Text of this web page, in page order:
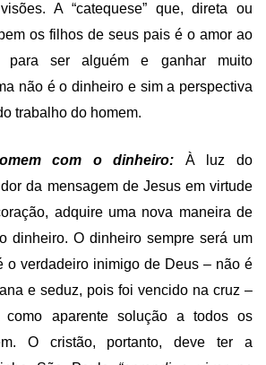
A “catequese” que, direta ou
os filhos de seus pais é o amor ao
para ser alguém e ganhar muito
não é o dinheiro e sim a perspectiva
trabalho do homem.
com o dinheiro: À luz do
da mensagem de Jesus em virtude
adquire uma nova maneira de
dinheiro. O dinheiro sempre será um
o verdadeiro inimigo de Deus – não é
e seduz, pois foi vencido na cruz –
aparente solução a todos os
O cristão, portanto, deve ter a